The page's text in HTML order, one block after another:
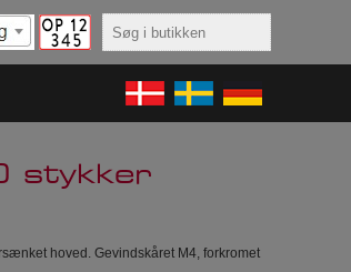
stykker
hoved. Gevindskåret M4, forkromet